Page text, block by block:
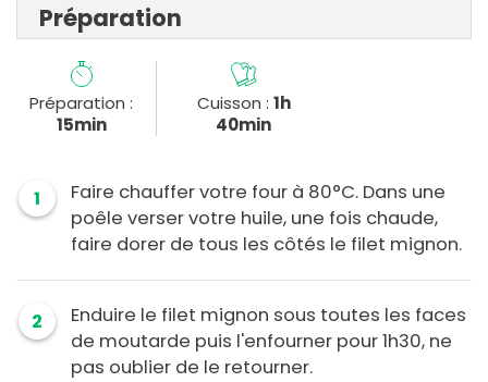
Préparation
Préparation :
15min
Cuisson : 1h
40min
1
Faire chauffer votre four à 80°C. Dans une
poêle verser votre huile, une fois chaude,
faire dorer de tous les côtés le filet mignon.
2
Enduire le filet mignon sous toutes les faces
de moutarde puis l'enfourner pour 1h30, ne
pas oublier de le retourner.